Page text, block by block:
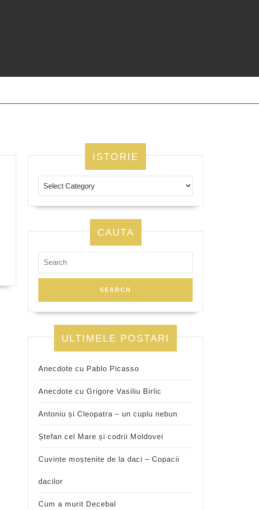
ISTORIE
CAUTA
for:
ULTIMELE POSTARI
Anecdote cu Pablo Picasso
Anecdote cu Grigore Vasiliu Birlic
Antoniu și Cleopatra – un cuplu nebun
Ștefan cel Mare și codrii Moldovei
Cuvinte moștenite de la daci – Copacii
dacilor
Cum a murit Decebal